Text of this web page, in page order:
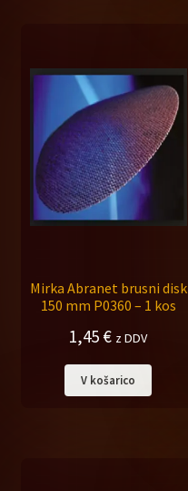
Mirka Abranet brusni disk
150 mm P0360 – 1 kos
1,45 € z DDV
V košarico